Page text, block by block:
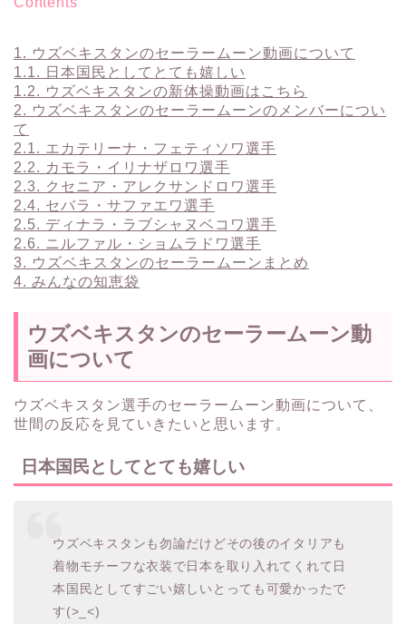
1. ウズベキスタンのセーラームーン動画について
1.1. 日本国民としてとても嬉しい
1.2. ウズベキスタンの新体操動画はこちら
2. ウズベキスタンのセーラームーンのメンバーについ
て
2.1. エカテリーナ・フェティソワ選手
2.2. カモラ・イリナザロワ選手
2.3. クセニア・アレクサンドロワ選手
2.4. セバラ・サファエワ選手
2.5. ディナラ・ラブシャヌベコワ選手
2.6. ニルファル・ショムラドワ選手
3. ウズベキスタンのセーラームーンまとめ
4. みんなの知恵袋
ウズベキスタンのセーラームーン動
画について
ウズベキスタン選手のセーラームーン動画について、
世間の反応を見ていきたいと思います。
日本国民としてとても嬉しい
ウズベキスタンも勿論だけどその後のイタリアも
着物モチーフな衣装で日本を取り入れてくれて日
本国民としてすごい嬉しいとっても可愛かったで
す(>_<)